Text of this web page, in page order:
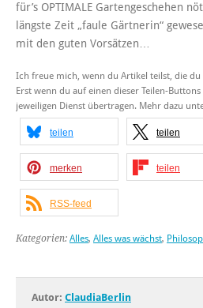
für’s OPTIMALE Gartengeschehen
längste Zeit „faule Gärtnerin“
mit den guten Vorsätzen…
Ich freue mich, wenn du Artikel teilst, die
Erst wenn du auf einen dieser Teilen-
jeweiligen Dienst übertragen. Mehr dazu
teilen teilen
merken teilen
RSS-feed
Kategorien: Alles, Alles was wächst,
Autor: ClaudiaBerlin